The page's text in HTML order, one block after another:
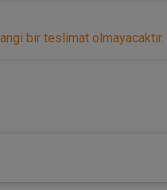
bir teslimat olmayacaktır.